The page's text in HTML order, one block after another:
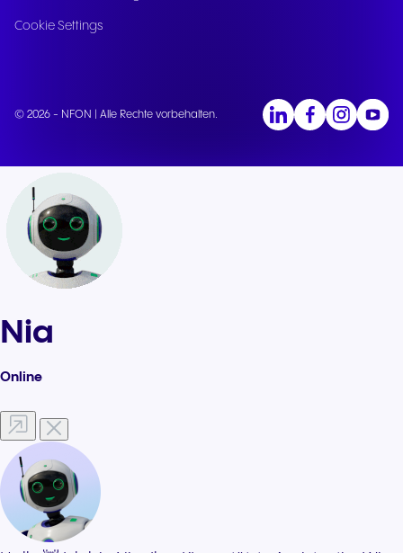
Cookie Settings
© 2026 - NFON | Alle Rechte vorbehalten.